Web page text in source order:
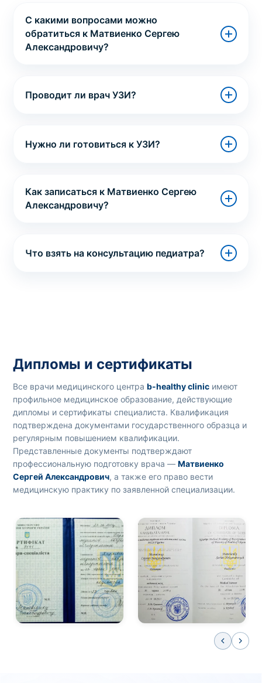
С какими вопросами можно
обратиться к Матвиенко Сергею
Александровичу?
Проводит ли врач УЗИ?
Нужно ли готовиться к УЗИ?
Как записаться к Матвиенко Сергею
Александровичу?
Что взять на консультацию педиатра?
Дипломы и сертификаты
Все врачи медицинского центраb-healthy clinic имеют
профильное медицинское образование, действующие
дипломы и сертификаты специалиста. Квалификация
подтверждена документами государственного образца и
регулярным повышением квалификации.
Представленные документы подтверждают
профессиональную подготовку врача —Матвиенко
Сергей Александрович, а также его право вести
медицинскую практику по заявленной специализации.